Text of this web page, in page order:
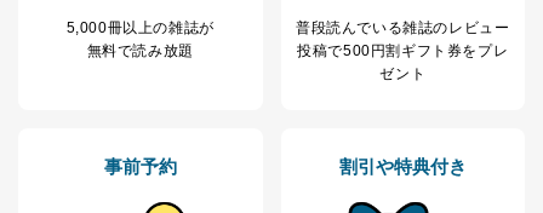
5,000冊以上の雑誌が
無料で読み放題
普段読んでいる雑誌のレビュー
投稿で500円割ギフト券をプレ
ゼント
事前予約 割引や特典付き